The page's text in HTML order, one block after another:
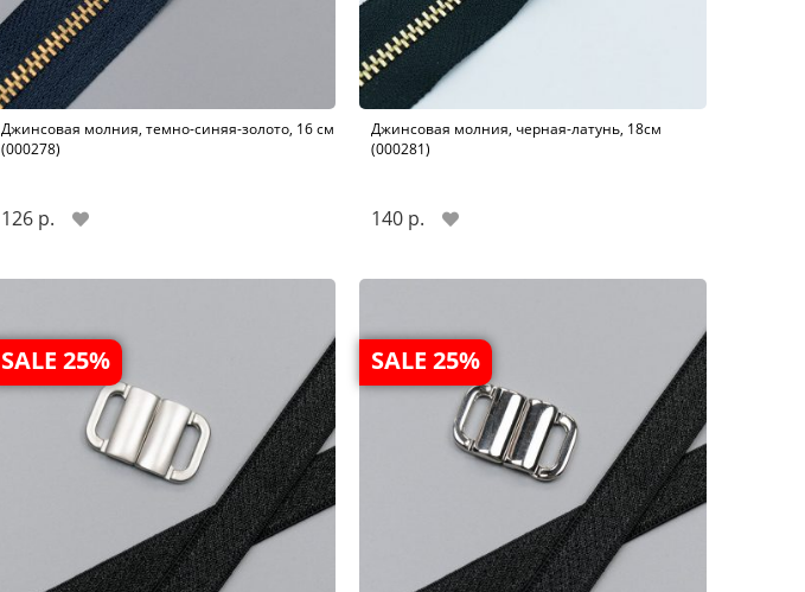
Джинсовая молния, темно-синяя-золото, 16 см
(000278)
126 р.
Джинсовая молния, черная-латунь, 18см
(000281)
140 р.
SALE 25% SALE 25%